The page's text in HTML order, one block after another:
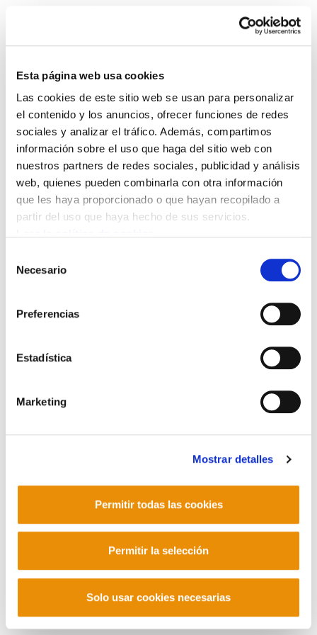
Esta página web usa cookies
Las cookies de este sitio web se usan para personalizar
el contenido y los anuncios, ofrecer funciones de redes
sociales y analizar el tráfico. Además, compartimos
información sobre el uso que haga del sitio web con
nuestros partners de redes sociales, publicidad y análisis
web, quienes pueden combinarla con otra información
que les haya proporcionado o que hayan recopilado a
partir del uso que haya hecho de sus servicios.
Necesario
Preferencias
Estadística
Marketing
Mostrar detalles
Permitir todas las cookies
Permitir la selección
Solo usar cookies necesarias
Astekaria 528
528.-ONA.pdf594.4 KB
POLÍTICA DE COOKIES
CANAL DE INFORMACIÓN
POLÍTICA DE PRIVACIDAD
MAPA DEL SITIO
ACCESIBILIDAD
Barrainkua 13 - 48009 Bilbo -
Telf. +33 (0) 559 25 65 52
Mastodon